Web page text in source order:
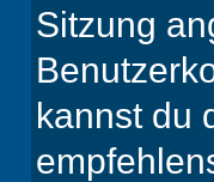
Sitzung
kannst du